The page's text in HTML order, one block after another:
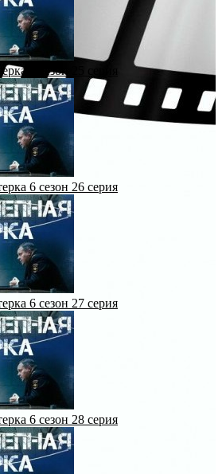
6 сезон 25 серия
6 сезон 26 серия
6 сезон 27 серия
6 сезон 28 серия